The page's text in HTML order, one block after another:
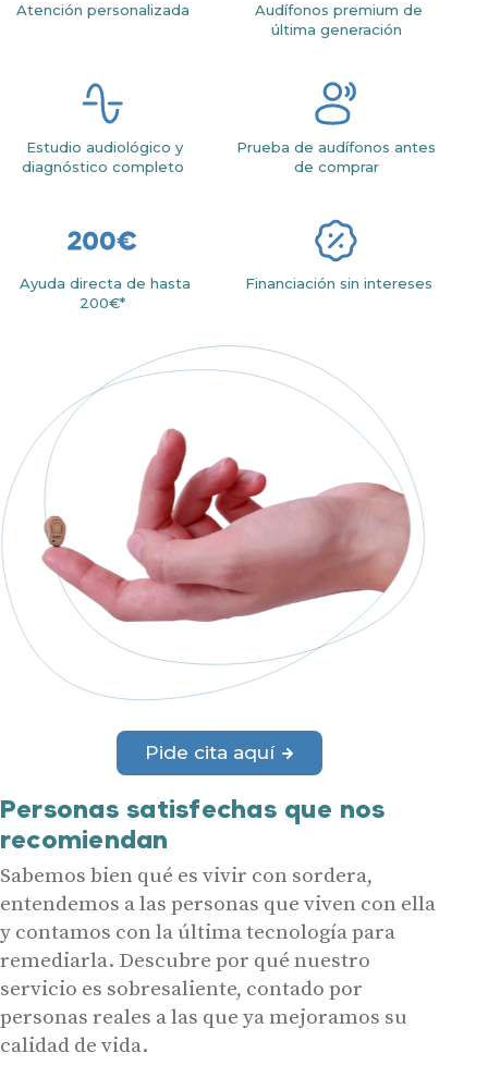
Atención personalizada
Audífonos premium de
última generación
Estudio audiológico y
diagnóstico completo
Prueba de audífonos antes
de comprar
Ayuda directa de hasta
200€*
Financiación sin intereses
Pide cita aquí
Personas satisfechas que nos
recomiendan
Sabemos bien qué es vivir con sordera,
entendemos a las personas que viven con ella
y contamos con la última tecnología para
remediarla. Descubre por qué nuestro
servicio es sobresaliente, contado por
personas reales a las que ya mejoramos su
calidad de vida.